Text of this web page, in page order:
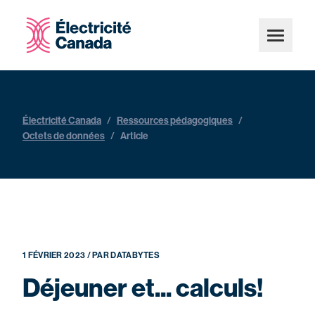
Électricité Canada / Ressources pédagogiques /
Octets de données / Article
1 FÉVRIER 2023 / PAR DATABYTES
Déjeuner et... calculs!